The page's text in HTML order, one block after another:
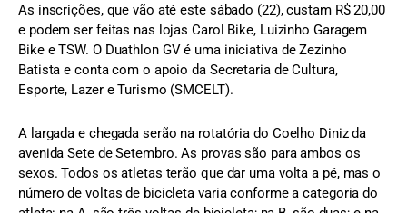
As inscrições, que vão até este sábado (22), custam R$ 20,00
e podem ser feitas nas lojas Carol Bike, Luizinho Garagem
Bike e TSW. O Duathlon GV é uma iniciativa de Zezinho
Batista e conta com o apoio da Secretaria de Cultura,
Esporte, Lazer e Turismo (SMCELT).
A largada e chegada serão na rotatória do Coelho Diniz da
avenida Sete de Setembro. As provas são para ambos os
sexos. Todos os atletas terão que dar uma volta a pé, mas o
número de voltas de bicicleta varia conforme a categoria do